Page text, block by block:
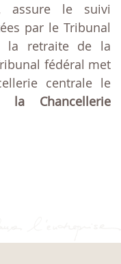
assure le suivi
par le Tribunal
la retraite de la
fédéral met
centrale le
la Chancellerie